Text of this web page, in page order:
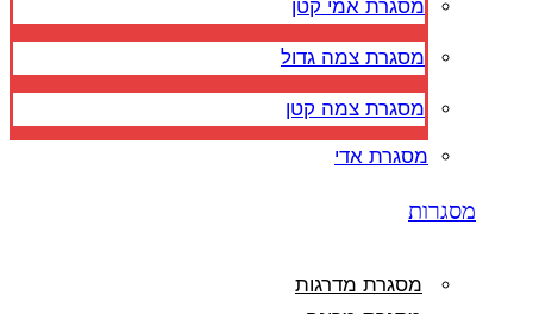
מסגרת אמי קטן
מסגרת צמה גדול
מסגרת צמה קטן
מסגרת אדי
מסגרות
מסגרת מדרגות